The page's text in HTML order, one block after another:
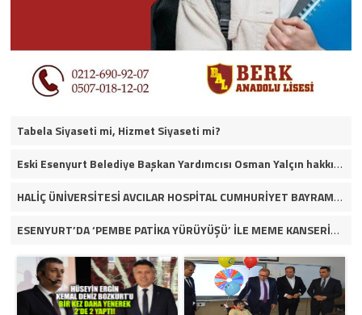
Tabela Siyaseti mi, Hizmet Siyaseti mi?
Eski Esenyurt Belediye Başkan Yardımcısı Osman Yalçın hakkında yakalama kararı
HALİÇ ÜNİVERSİTESİ AVCILAR HOSPİTAL CUMHURİYET BAYRAMININ 100. YILINI KUTLADI
ESENYURT’DA ‘PEMBE PATİKA YÜRÜYÜŞÜ’ İLE MEME KANSERİNE DİKKAT ÇEKİLDİ